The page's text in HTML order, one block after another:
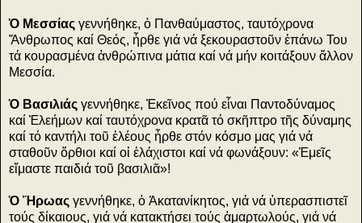
Ὁ Μεσσίας γεννήθηκε, ὁ Πανθαύμαστος, ταυτόχρονα
Ἄνθρωπος καί Θεός, ἦρθε γιά νά ξεκουραστοῦν ἐπάνω Του
τά κουρασμένα ἀνθρώπινα μάτια καί νά μήν κοιτάξουν ἄλλον
Μεσσία.
Ὁ Βασιλιάς γεννήθηκε, Ἐκεῖνος πού εἶναι Παντοδύναμος
καί Ἐλεήμων καί ταυτόχρονα κρατᾶ τό σκῆπτρο τῆς δύναμης
καί τό καντήλι τοῦ ἐλέους ἦρθε στόν κόσμο μας γιά νά
σταθοῦν ὄρθιοι καί οἱ ἐλάχιστοι καί νά φωνάξουν: «Ἐμεῖς
εἴμαστε παιδιά τοῦ βασιλιᾶ»!
Ὁ Ἥρωας γεννήθηκε, ὁ Ἀκατανίκητος, γιά νά ὑπερασπιστεῖ
τούς δίκαιους, γιά νά κατακτήσει τούς ἁμαρτωλούς, γιά νά